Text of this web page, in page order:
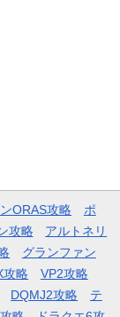
ORAS攻略
ポ
攻略
アルトネリ
グランファン
攻略
VP2攻略
DQMJ2攻略
テ